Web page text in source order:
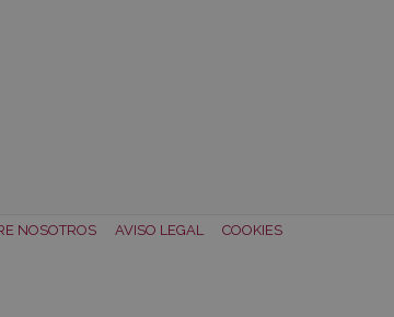
NOSOTROS AVISO LEGAL COOKIES